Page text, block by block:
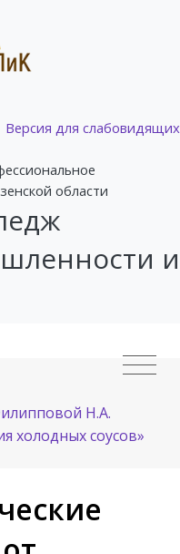
Версия для слабовидящих
области
и
Н.А.
холодных соусов»